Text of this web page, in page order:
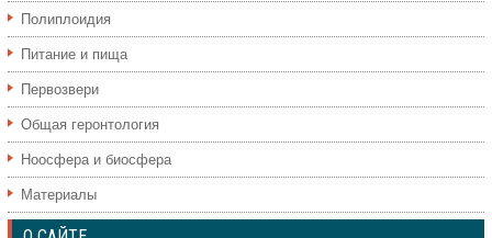
Полиплоидия
Питание и пища
Первозвери
Общая геронтология
Ноосфера и биосфера
Материалы